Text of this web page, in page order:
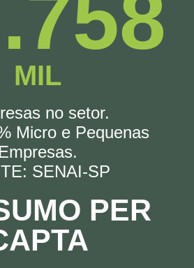
MIL
no setor.
Micro e Pequenas
Empresas.
SENAI-SP
PER